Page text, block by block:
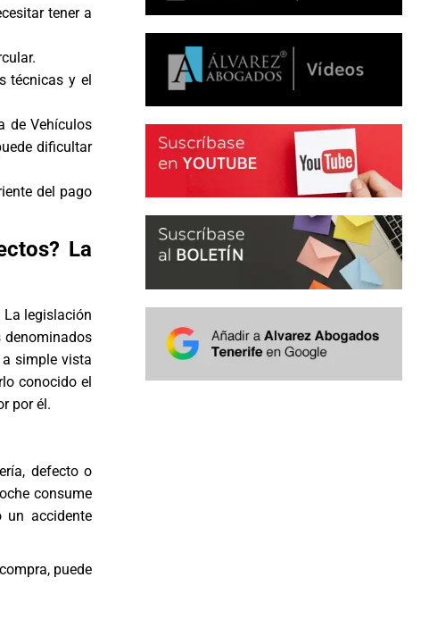
tener a
técnicas y el
de Vehículos
dificultar
del pago
La
La legislación
denominados
simple vista
conocido el
por él.
defecto o
consume
accidente
puede